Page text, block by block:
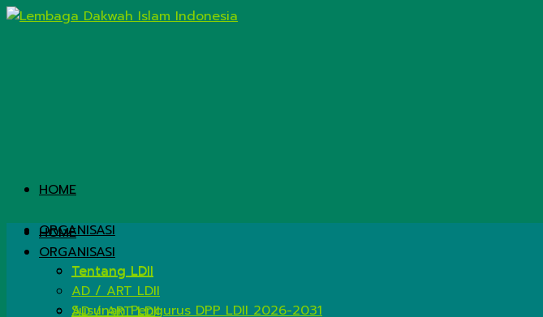
HOME
ORGANISASI
Tentang LDII
AD / ART LDII
HOME
ORGANISASI
Tentang LDII
AD / ART LDII
Susunan Pengurus DPP LDII 2026-2031